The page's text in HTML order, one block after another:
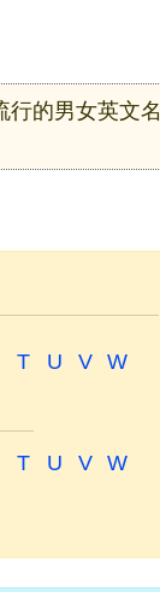
行的男女英文名
T U V W
T U V W